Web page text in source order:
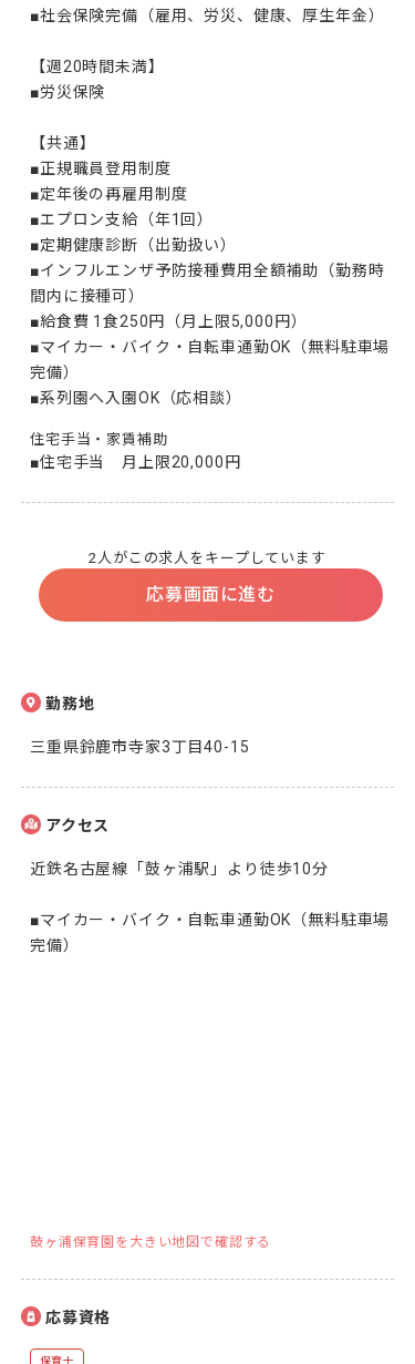
■社会保険完備（雇用、労災、健康、厚生年金）
【週20時間未満】
■労災保険
【共通】
■正規職員登用制度
■定年後の再雇用制度
■エプロン支給（年1回）
■定期健康診断（出勤扱い）
■インフルエンザ予防接種費用全額補助（勤務時
間内に接種可）
■給食費 1食250円（月上限5,000円）
■マイカー・バイク・自転車通勤OK（無料駐車場
完備）
■系列園へ入園OK（応相談）
住宅手当・家賃補助
■住宅手当　月上限20,000円
2人がこの求人をキープしています
応募画面に進む
勤務地
三重県鈴鹿市寺家3丁目40-15
アクセス
近鉄名古屋線「鼓ヶ浦駅」より徒歩10分
■マイカー・バイク・自転車通勤OK（無料駐車場
完備）
鼓ヶ浦保育園を大きい地図で確認する
応募資格
保育士